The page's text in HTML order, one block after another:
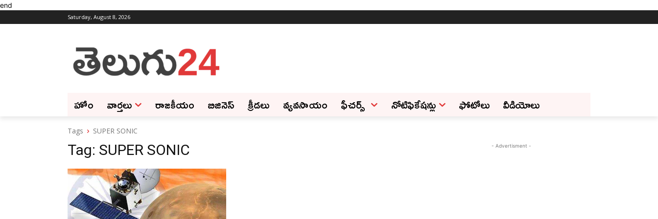
end
Saturday, August 8, 2026
హోం వార్తలు రాజకీయం బిజినెస్‌ క్రీడలు వ్యవసాయం ఫీచ‌ర్స్ ‌ నోటిఫికేషన్లు ఫోటోలు వీడియోలు
Tags SUPER SONIC
Tag: SUPER SONIC - Advertisment -